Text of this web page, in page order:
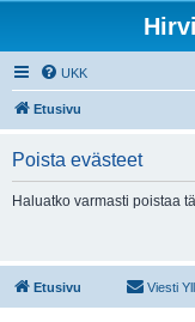
UKK
Etusivu
Poista evästeet
Haluatko varmasti poistaa
Etusivu Viesti